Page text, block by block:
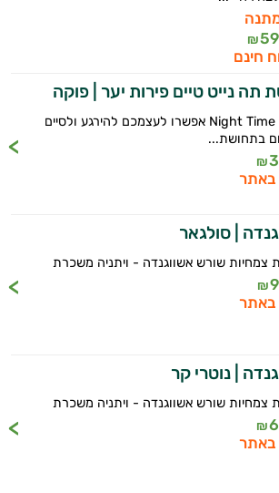
₪
חינם
תה נייט טיים פירות יער | פוקה
Night Time Berry אפשרו לעצמכם להירגע ולסיים
בתחושת...
₪
באתר
| סולגאר
צמחיות שורש אשווגנדה - ויתניה משכרת
₪
באתר
| נוטרי קר
צמחיות שורש אשווגנדה - ויתניה משכרת
₪
באתר